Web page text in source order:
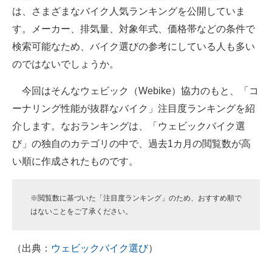
スマホと通信の最新トレンド
進化するPCとデバイスの未来
好きが集まる 比べて選べる
ビジネスと働き方のヒント
企業ITのトレンドを詳説
マーケ×ITの今がよく分かる
企業向けIT製品の総合サイト
は、さまざまなバイク人気ランキングを公開していま
す。メーカー、排気量、対象年式、価格帯などの条件で
検索可能なため、バイク選びの参考にしている人も多い
のではないでしょうか。
今回はそんなウェビック（Webike）協力のもと、「コ
ーナリング性能が抜群なバイク」注目度ランキングを紹
介します。なおランキングは、「ウェビックバイク選
び」の独自のカテゴリの中で、過去1カ月の閲覧数が高
い順に作成されたものです。
※閲覧数に基づいた「注目度ランキング」のため、おすすめ順で
はないことをご了承ください。
（出典： ウェビックバイク選び）